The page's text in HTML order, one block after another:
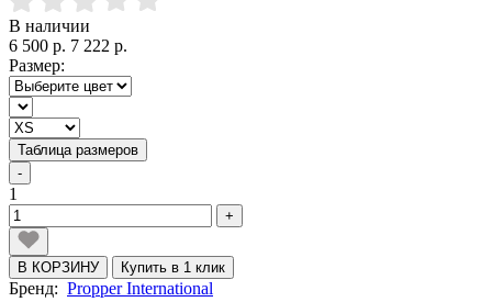
В наличии
6 500 р. 7 222 р.
Размер:
Таблица размеров
-
1
+
В КОРЗИНУ Купить в 1 клик
Бренд: Propper International